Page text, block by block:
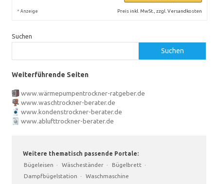
* Anzeige Preis inkl. MwSt., zzgl. Versandkosten
Suchen
Suchen
Weiterführende Seiten
www.wärmepumpentrockner-ratgeber.de
www.waschtrockner-berater.de
www.kondenstrockner-berater.de
www.ablufttrockner-berater.de
Weitere thematisch passende Portale:
Bügeleisen · Wäscheständer · Bügelbrett ·
Dampfbügelstation · Waschmaschine